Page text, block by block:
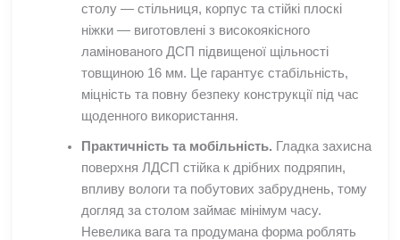
столу — стільниця, корпус та стійкі плоскі
ніжки — виготовлені з високоякісного
ламінованого ДСП підвищеної щільності
товщиною 16 мм. Це гарантує стабільність,
міцність та повну безпеку конструкції під час
щоденного використання.
Практичність та мобільність. Гладка захисна
поверхня ЛДСП стійка к дрібних подряпин,
впливу вологи та побутових забруднень, тому
догляд за столом займає мінімум часу.
Невелика вага та продумана форма роблять